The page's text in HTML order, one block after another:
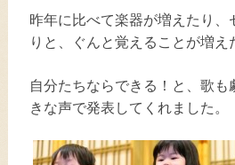
昨年に比べて楽器が増えたり、
りと、ぐんと覚えることが増え
自分たちならできる！と、歌も
きな声で発表してくれました。